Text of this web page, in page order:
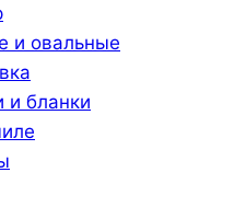
и овальные
и бланки